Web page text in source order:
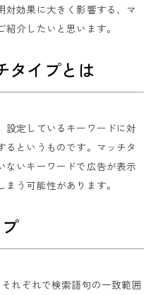
対効果に大きく影響する、マ
介したいと思います。
タイプとは
設定しているキーワードに対
るというものです。マッチタ
ないキーワードで広告が表示
う可能性があります。
れぞれで検索語句の一致範囲